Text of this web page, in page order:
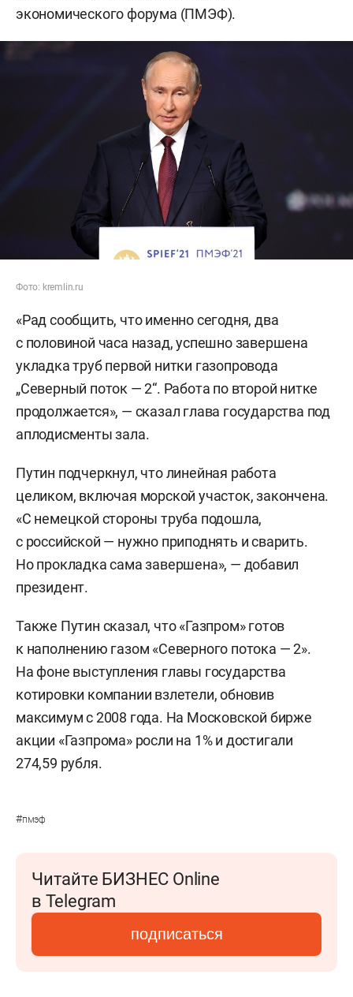
экономического форума (ПМЭФ).
Фото: kremlin.ru
«Рад сообщить, что именно сегодня, два
с половиной часа назад, успешно завершена
укладка труб первой нитки газопровода
„Северный поток — 2“. Работа по второй нитке
продолжается», — сказал глава государства под
аплодисменты зала.
Путин подчеркнул, что линейная работа
целиком, включая морской участок, закончена.
«С немецкой стороны труба подошла,
с российской — нужно приподнять и сварить.
Но прокладка сама завершена», — добавил
президент.
Также Путин сказал, что «Газпром» готов
к наполнению газом «Северного потока — 2».
На фоне выступления главы государства
котировки компании взлетели, обновив
максимум с 2008 года. На Московской бирже
акции «Газпрома» росли на 1% и достигали
274,59 рубля.
#пмэф
Читайте БИЗНЕС Online
в Telegram
подписаться